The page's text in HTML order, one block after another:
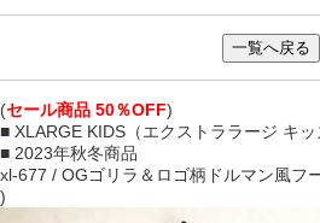
(セール商品 50％OFF)
■ XLARGE KIDS（エクストララージ キッ
■ 2023年秋冬商品
xl-677 / OGゴリラ＆ロゴ柄ドルマン風フ
)